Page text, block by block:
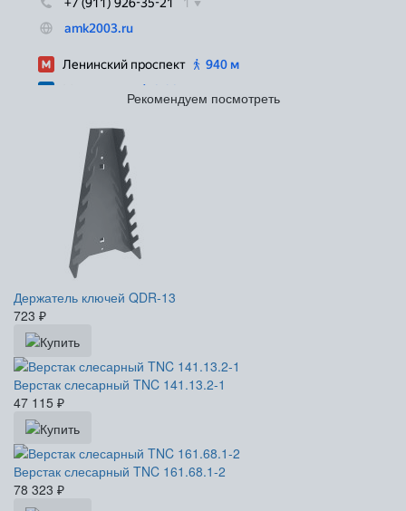
Рекомендуем посмотреть
Держатель ключей QDR-13
723 ₽
Верстак слесарный TNC 141.13.2-1
47 115 ₽
Верстак слесарный TNC 161.68.1-2
78 323 ₽